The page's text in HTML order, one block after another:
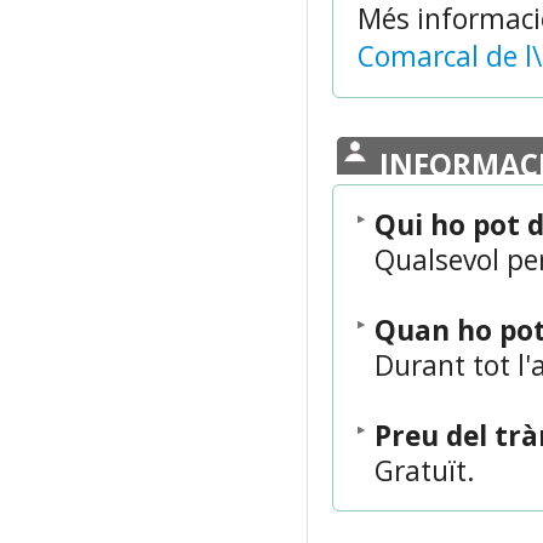
Més
Comarcal de
Qui ho pot
Qualsevol
Quan ho
Durant tot
Preu del
Gratuït.